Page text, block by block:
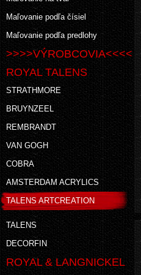
Maľovanie podľa čísiel
Maľovanie podľa predlohy
>>>>VÝROBCOVIA<<<<
ROYAL TALENS
STRATHMORE
BRUYNZEEL
REMBRANDT
VAN GOGH
COBRA
AMSTERDAM ACRYLICS
TALENS ARTCREATION
TALENS
DECORFIN
ROYAL & LANGNICKEL